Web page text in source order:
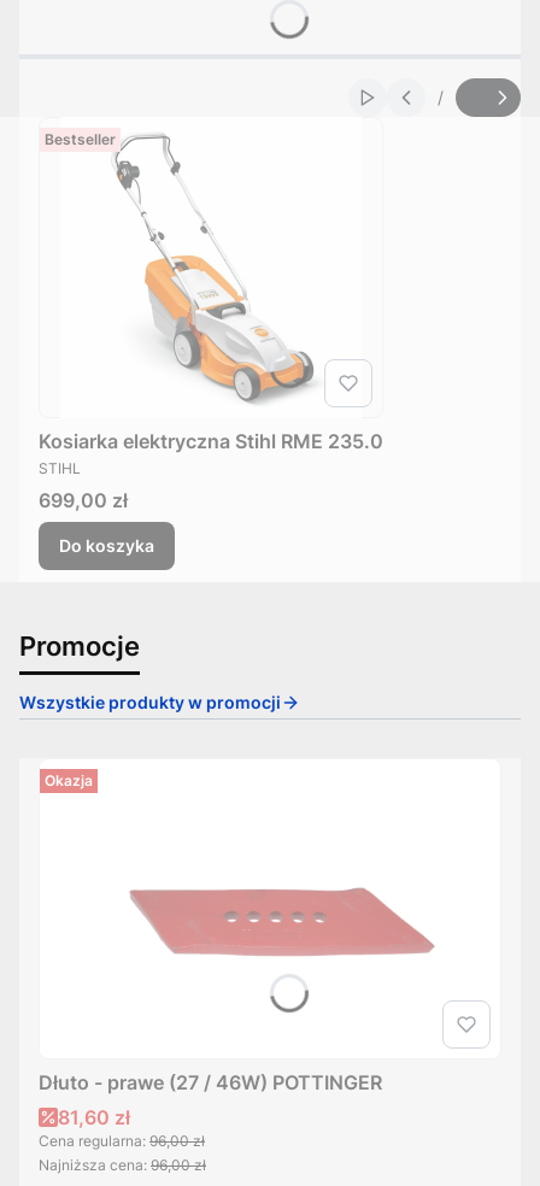
Włącz Slajd
/
z
Bestseller
Kosiarka elektryczna Stihl RME 235.0
PRODUCENT
STIHL
Cena
699,00 zł
Do koszyka
Promocje
Wszystkie produkty w promocji
Okazja
Dłuto - prawe (27 / 46W) POTTINGER
Cena promocyjna
81,60 zł
Cena regularna: 96,00 zł
Najniższa cena: 96,00 zł